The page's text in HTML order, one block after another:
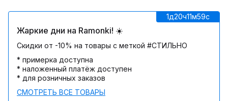
1д20ч11м59c
Жаркие дни на Ramonki! ☀️
Скидки от -10% на товары с меткой #СТИЛЬНО
* примерка доступна
* наложенный платёж доступен
* для розничных заказов
СМОТРЕТЬ ВСЕ ТОВАРЫ